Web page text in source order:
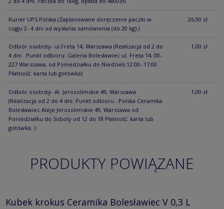
Kurier UPS Polska (Zaplanowane doręczenie paczki w
ciągu 2- 4 dni od wysłania zamówienia (do 20 kg).)
26,90 zł
Odbiór osobisty- ul.Freta 14, Warszawa (Realizacja od 2 do
4 dni . Punkt odbioru: Galeria Bolesławiec ul. Freta 14, 00-
227 Warszawa, od Poniedziałku do Niedzieli,12:00- 17:00.
Płatność: karta lub gotówka)
1,00 zł
Odbiór osobisty- Al. Jerozolimskie 49, Warszawa
(Realizacja od 2 do 4 dni. Punkt odbioru : Polska Ceramika
Bolesławiec Aleje Jerozolimskie 49, Warszawa od
Poniedziałku do Soboty od 12 do 18 Płatność: karta lub
gotówka. )
1,00 zł
PRODUKTY POWIĄZANE
Kubek krokus Ceramika Bolesławiec V 0,3 L